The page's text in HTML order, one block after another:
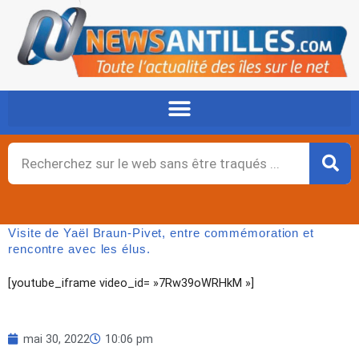
contenu
Rechercher
Visite de Yaël Braun-Pivet, entre commémoration et
rencontre avec les élus.
[youtube_iframe video_id= »7Rw39oWRHkM »]
mai 30, 2022 10:06 pm